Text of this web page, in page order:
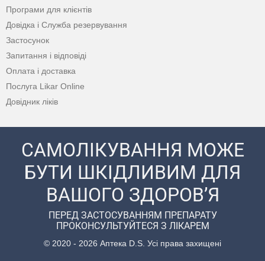
Програми для клієнтів
Довідка і Служба резервування
Застосунок
Запитання і відповіді
Оплата і доставка
Послуга Likar Online
Довідник ліків
САМОЛІКУВАННЯ МОЖЕ
БУТИ ШКІДЛИВИМ ДЛЯ
ВАШОГО ЗДОРОВ’Я
ПЕРЕД ЗАСТОСУВАННЯМ ПРЕПАРАТУ
ПРОКОНСУЛЬТУЙТЕСЯ З ЛІКАРЕМ
© 2020 - 2026 Аптека D.S. Усі права захищені